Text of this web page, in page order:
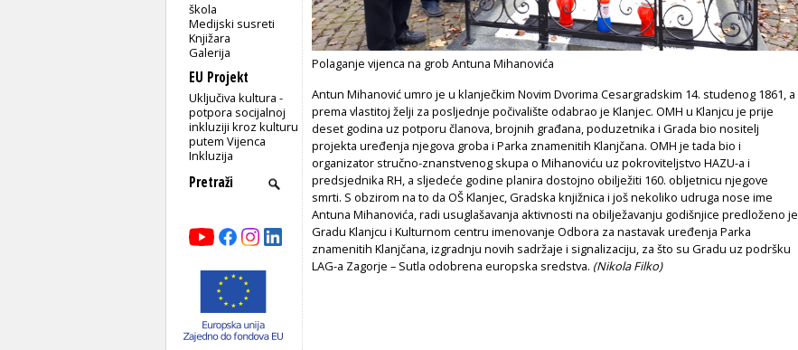
škola
Medijski susreti
Knjižara
Galerija
EU Projekt
Uključiva kultura -
potpora socijalnoj
inkluziji kroz kulturu
putem Vijenca
Inkluzija
Polaganje vijenca na grob Antuna Mihanovića
Antun Mihanović umro je u klanječkim Novim Dvorima Cesargradskim 14. studenog 1861, a
prema vlastitoj želji za posljednje počivalište odabrao je Klanjec. OMH u Klanjcu je prije
deset godina uz potporu članova, brojnih građana, poduzetnika i Grada bio nositelj
projekta uređenja njegova groba i Parka znamenitih Klanjčana. OMH je tada bio i
organizator stručno-znanstvenog skupa o Mihanoviću uz pokroviteljstvo HAZU-a i
predsjednika RH, a sljedeće godine planira dostojno obilježiti 160. obljetnicu njegove
smrti. S obzirom na to da OŠ Klanjec, Gradska knjižnica i još nekoliko udruga nose ime
Antuna Mihanovića, radi usuglašavanja aktivnosti na obilježavanju godišnjice predloženo je
Gradu Klanjcu i Kulturnom centru imenovanje Odbora za nastavak uređenja Parka
znamenitih Klanjčana, izgradnju novih sadržaje i signalizaciju, za što su Gradu uz podršku
LAG-a Zagorje – Sutla odobrena europska sredstva. (Nikola Filko)